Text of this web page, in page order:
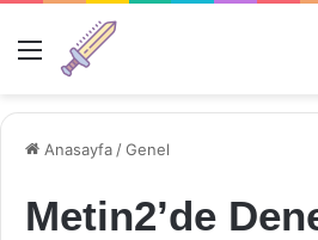
Menü
Anasayfa /Genel
Metin2’de